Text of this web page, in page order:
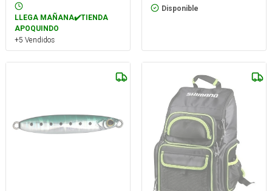
LLEGA MAÑANA✔️TIENDA
APOQUINDO
+5 Vendidos
Disponible